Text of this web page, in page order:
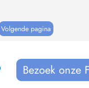
Volgende pagina
Bezoek onze